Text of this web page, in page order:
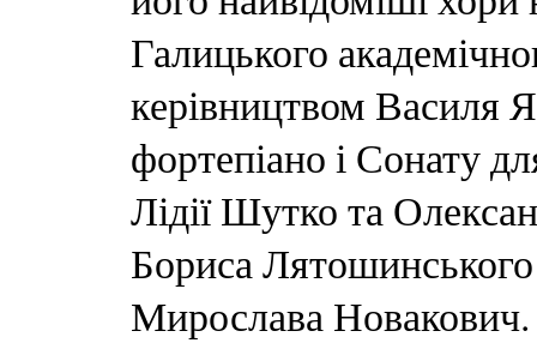
Галицького
керівництвом Василя
фортепіано і Сонату
Лідії Шутко та
Бориса Лятошинського
Мирослава Новакович.